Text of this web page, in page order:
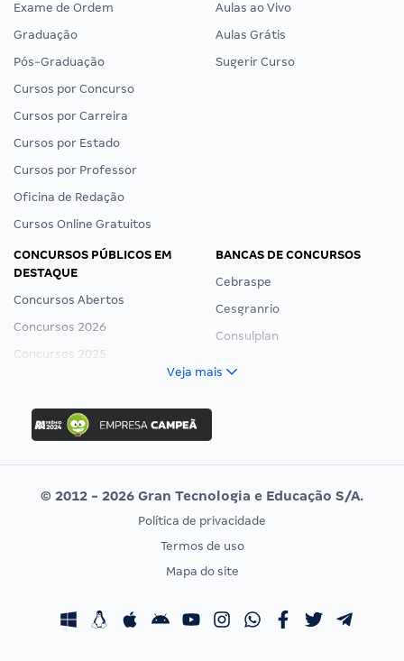
Exame de Ordem
Graduação
Pós-Graduação
Cursos por Concurso
Cursos por Carreira
Cursos por Estado
Cursos por Professor
Oficina de Redação
Cursos Online Gratuitos
Aulas ao Vivo
Aulas Grátis
Sugerir Curso
CONCURSOS PÚBLICOS EM
DESTAQUE
Concursos Abertos
Concursos 2026
Concursos 2025
Concurso Ibama
Concurso MPU
Editais publicados
BANCAS DE CONCURSOS
Cebraspe
Cesgranrio
Consulplan
Vunesp
CONCURSOS POR PROFISSÃO
Concursos Fiscais
EXAME DE ORDEM
Calendário OAB
Veja mais
© 2012 - 2026 Gran Tecnologia e Educação S/A.
Política de privacidade
Termos de uso
Mapa do site